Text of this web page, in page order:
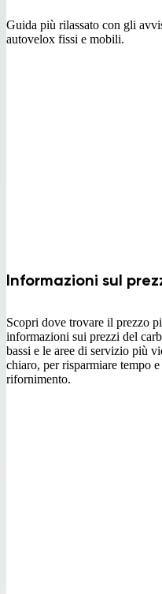
Guida più rilassato con gli
autovelox fissi e mobili.
Informazioni sul
Scopri dove trovare il prezzo
informazioni sui prezzi del
bassi e le aree di servizio più
chiaro, per risparmiare tempo
rifornimento.